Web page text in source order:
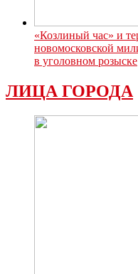
«Козлиный час» и
новомосковской
в уголовном розыске
ЛИЦА ГОРОДА